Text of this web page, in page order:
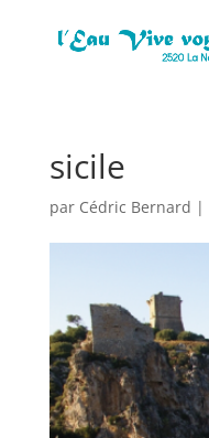
sicile
par Cédric Bernard |